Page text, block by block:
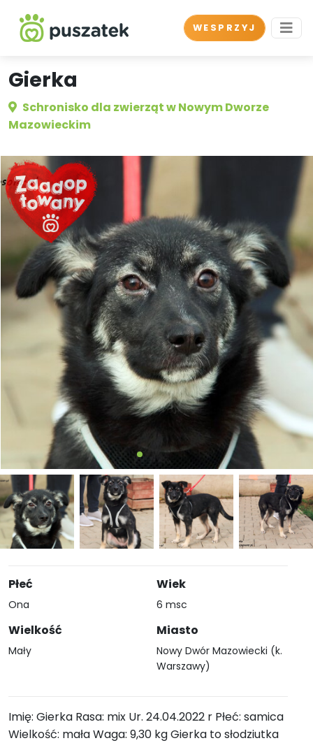
WESPRZYJ
Gierka
Schronisko dla zwierząt w Nowym Dworze
Mazowieckim
Płeć
Ona
Wielkość
Mały
Wiek
6 msc
Miasto
Nowy Dwór Mazowiecki (k.
Warszawy)
Imię: Gierka Rasa: mix Ur. 24.04.2022 r Płeć: samica
Wielkość: mała Waga: 9,30 kg Gierka to słodziutka